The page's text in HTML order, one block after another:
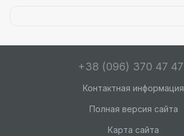
+38 (096) 370 47 47
Контактная информация
Полная версия сайта
Карта сайта